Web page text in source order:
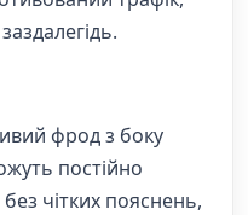
фрод з боку
постійно
чітких пояснень,